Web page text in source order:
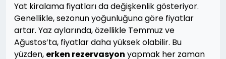
Yat kiralama fiyatları da değişkenlik gösteriyor.
Genellikle, sezonun yoğunluğuna göre fiyatlar
artar. Yaz aylarında, özellikle Temmuz ve
Ağustos’ta, fiyatlar daha yüksek olabilir. Bu
yüzden, erken rezervasyon yapmak her zaman